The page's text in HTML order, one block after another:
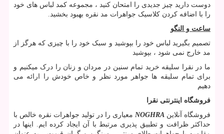
دوست دارید چیز جدیدی را امتحان کنید ، مجموعه کمد لباس های خود
را با اضافه کردن کلاسیک جواهرات مد نقره بهبود بخشید.
ساعت و النگو
تصمیم بگیرید لباس خود را بپوشید و سبک خود را با چیزی که هرگز از
مد خارج نمی شود ، بپوشید
ما در نقرا سلیقه خرید تمام سنین در مردان و زنان را درک میکنیم و
برای تمام سلیقه ها جواهر مورد نظر و خاص خودش را ارائه می
دهیم
فروشگاه اینترنتی نقرا
فروشگاه آنلاین NOGHRA معیاری را در تولید جواهرات نقره خالص با
حداکثر ظرافت و تطبیق پذیری مرتبط با آن ایجاد کرده ایم. اینها در